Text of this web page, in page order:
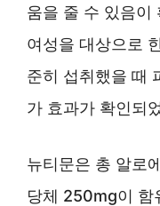
움을 줄 수 있음이
여성을 대상으로
준히 섭취했을 때
가 효과가 확인되
뉴티문은 총 알로
당체 250mg이 함